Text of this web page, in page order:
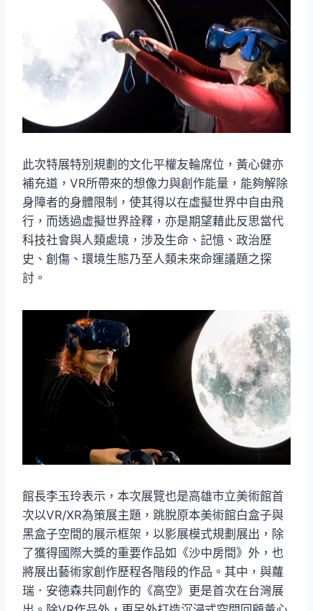
此次特展特別規劃的文化平權友輪席位，黃心健亦
補充道，VR所帶來的想像力與創作能量，能夠解除
身障者的身體限制，使其得以在虛擬世界中自由飛
行，而透過虛擬世界詮釋，亦是期望藉此反思當代
科技社會與人類處境，涉及生命、記憶、政治歷
史、創傷、環境生態乃至人類未來命運議題之探
討。
館長李玉玲表示，本次展覽也是高雄市立美術館首
次以VR/XR為策展主題，跳脫原本美術館白盒子與
黑盒子空間的展示框架，以影展模式規劃展出，除
了獲得國際大獎的重要作品如《沙中房間》外，也
將展出藝術家創作歷程各階段的作品。其中，與蘿
瑞．安德森共同創作的《高空》更是首次在台灣展